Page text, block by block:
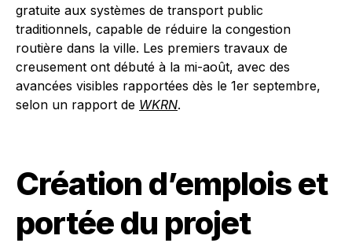
gratuite aux systèmes de transport public
traditionnels, capable de réduire la congestion
routière dans la ville. Les premiers travaux de
creusement ont débuté à la mi-août, avec des
avancées visibles rapportées dès le 1er septembre,
selon un rapport de WKRN.
Création d’emplois et
portée du projet